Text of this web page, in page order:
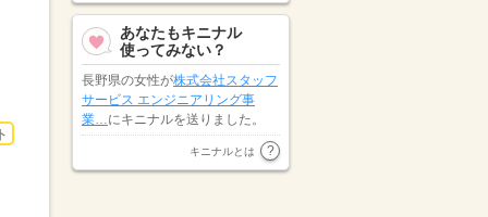
あなたもキニナル
使ってみない？
長野県の女性が株式会社スタッフ
サービス エンジニアリング事
業…にキニナルを送りました。
株式会社オープン
ループパートナーズにキニナルを
キニナルとは